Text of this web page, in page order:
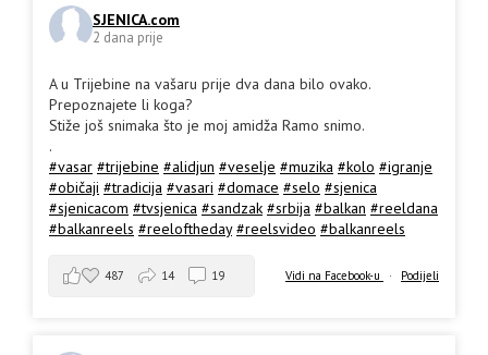
SJENICA.com
2 dana prije
A u Trijebine na vašaru prije dva dana bilo ovako.
Prepoznajete li koga?
Stiže još snimaka što je moj amidža Ramo snimo.
.
#vasar #trijebine #alidjun #veselje #muzika #kolo #igranje
#običaji #tradicija #vasari #domace #selo #sjenica
#sjenicacom #tvsjenica #sandzak #srbija #balkan #reeldana
#balkanreels #reeloftheday #reelsvideo #balkanreels
Vidi na Facebook-u · Podijeli
487 14 19